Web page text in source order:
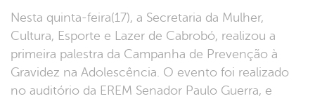
Nesta quinta-feira(17), a Secretaria da Mulher,
Cultura, Esporte e Lazer de Cabrobó, realizou a
primeira palestra da Campanha de Prevenção à
Gravidez na Adolescência. O evento foi realizado
no auditório da EREM Senador Paulo Guerra, e